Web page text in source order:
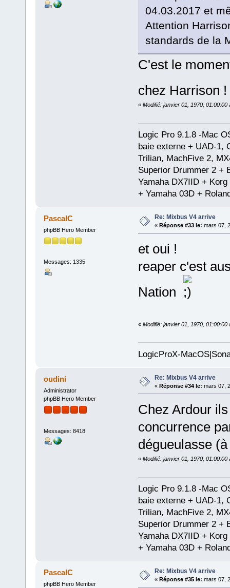
04.03.2017 et
Attention
standards de la
C'est le
chez Harrison !
« Modifié: janvier 01, 1970, 01:00:00
Logic Pro 9.1.8 -Mac
baie externe + UAD-1,
Trilian, MachFive 2,
Superior Drummer 2 +
Yamaha DX7IID +
+ Yamaha 03D +
PascalC
phpBB Hero Member
Messages: 1335
Re: Mixbus V4 arrive
« Réponse #33 le: mars 07,
et oui !
reaper c'est
Nation
« Modifié: janvier 01, 1970, 01:00:00
LogicProX-
oudini
Administrator
phpBB Hero Member
Messages: 8418
Re: Mixbus V4 arrive
« Réponse #34 le: mars 07,
Chez Ardour
concurrence
dégueulasse
« Modifié: janvier 01, 1970, 01:00:00
Logic Pro 9.1.8 -Mac
baie externe + UAD-1,
Trilian, MachFive 2,
Superior Drummer 2 +
Yamaha DX7IID +
+ Yamaha 03D +
PascalC
phpBB Hero Member
Re: Mixbus V4 arrive
« Réponse #35 le: mars 07,